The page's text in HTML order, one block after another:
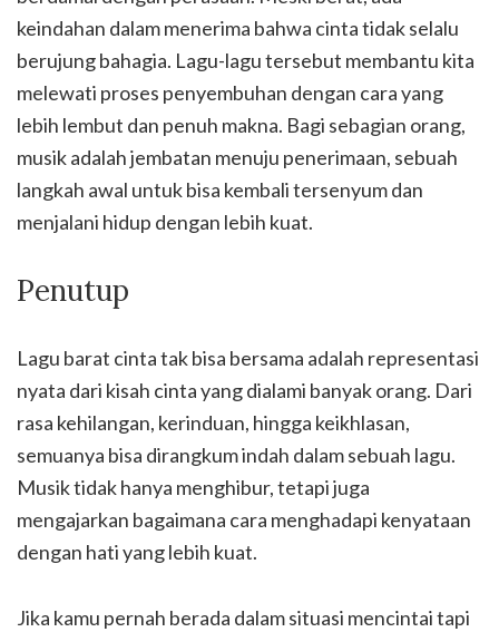
keindahan dalam menerima bahwa cinta tidak selalu
berujung bahagia. Lagu-lagu tersebut membantu kita
melewati proses penyembuhan dengan cara yang
lebih lembut dan penuh makna. Bagi sebagian orang,
musik adalah jembatan menuju penerimaan, sebuah
langkah awal untuk bisa kembali tersenyum dan
menjalani hidup dengan lebih kuat.
Penutup
Lagu barat cinta tak bisa bersama adalah representasi
nyata dari kisah cinta yang dialami banyak orang. Dari
rasa kehilangan, kerinduan, hingga keikhlasan,
semuanya bisa dirangkum indah dalam sebuah lagu.
Musik tidak hanya menghibur, tetapi juga
mengajarkan bagaimana cara menghadapi kenyataan
dengan hati yang lebih kuat.
Jika kamu pernah berada dalam situasi mencintai tapi